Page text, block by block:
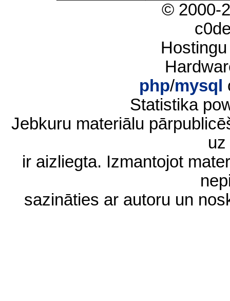
© 2000-
php/mysql
Statistika
Jebkuru materiālu
ir aizliegta. Izmantojot
sazināties ar autoru un